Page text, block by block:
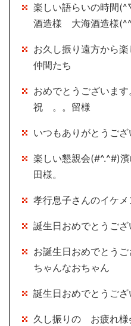
楽しい語らいの時間
酒造様 大海酒造様
お久し振り遠方から
仲間たち
おめでとうございま
祝 。。留様
いつもありがとうご
楽しい懇親会(#^.^#)
田様。
孝行息子さんのイケ
誕生日おめでとうご
お誕生日おめでとう
ちゃんなおちゃん
誕生日おめでとうご
久し振りの お疲れ様